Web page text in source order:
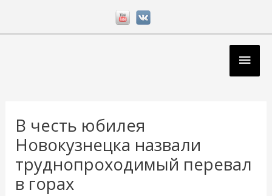
В честь юбилея
Новокузнецка назвали
труднопроходимый перевал
в горах
записям